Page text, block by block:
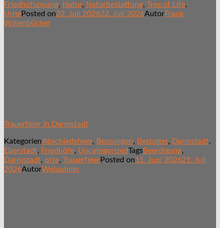
Friedhofszwang, Natur, Naturbestattung, Tree of Life,
UrnePosted on22. Juli 202622. Juli 2026AutorFrank
Willenbücher
Trauerfeier in Darmstadt
KategorienAbschiedsfeier, Bessungen, Bestatter, Darmstadt,
Eberstadt, Friedhöfe, UncategorizedTagsBeerdigung,
Darmstadt, orte, TrauerfeierPosted on11. Juni 202621. Juli
2026AutorWebadmin